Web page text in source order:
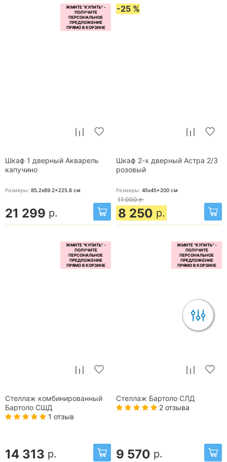
Шкаф 1 дверный Акварель
капучино
Размеры: 85.2x69.2x225.6 см
21 299 р.
-25 %
Шкаф 2-х дверный Астра 2/3
розовый
Размеры: 45x45x200 см
11 000 р.
8 250 р.
Стеллаж комбинированный
Бартоло СШД
1 отзыв
14 313 р.
Стеллаж Бартоло СЛД
2 отзыва
9 570 р.